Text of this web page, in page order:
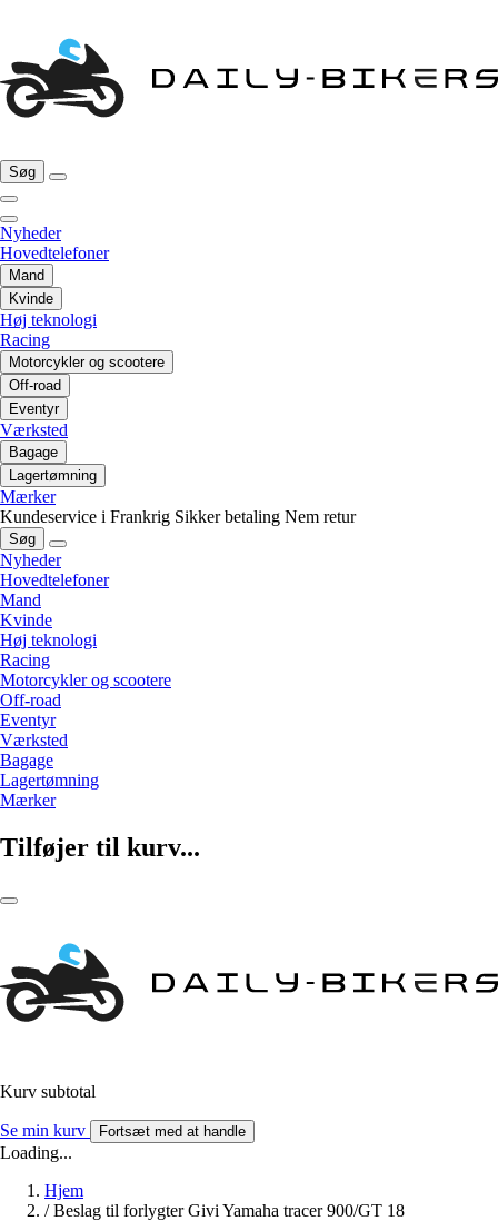
Søg
Nyheder
Hovedtelefoner
Mand
Kvinde
Høj teknologi
Racing
Motorcykler og scootere
Off-road
Eventyr
Værksted
Bagage
Lagertømning
Mærker
Kundeservice i Frankrig Sikker betaling Nem retur
Søg
Nyheder
Hovedtelefoner
Mand
Kvinde
Høj teknologi
Racing
Motorcykler og scootere
Off-road
Eventyr
Værksted
Bagage
Lagertømning
Mærker
Tilføjer til kurv...
Kurv subtotal
Se min kurv Fortsæt med at handle
Loading...
Hjem
/ Beslag til forlygter Givi Yamaha tracer 900/GT 18